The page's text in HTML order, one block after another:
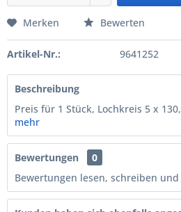
Merken Bewerten
Artikel-Nr.: 9641252
Beschreibung
Preis für 1 Stück, Lochkreis 5 x
mehr
Bewertungen
0
Bewertungen lesen, schreiben